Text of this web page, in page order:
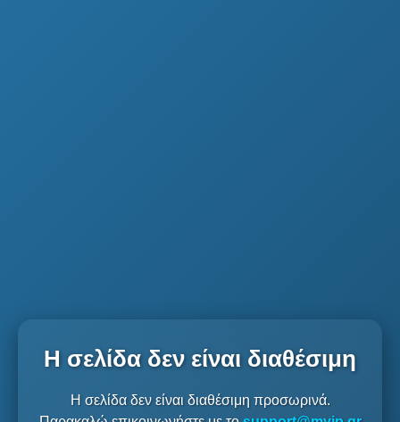
Η σελίδα δεν είναι διαθέσιμη
Η σελίδα δεν είναι διαθέσιμη προσωρινά.